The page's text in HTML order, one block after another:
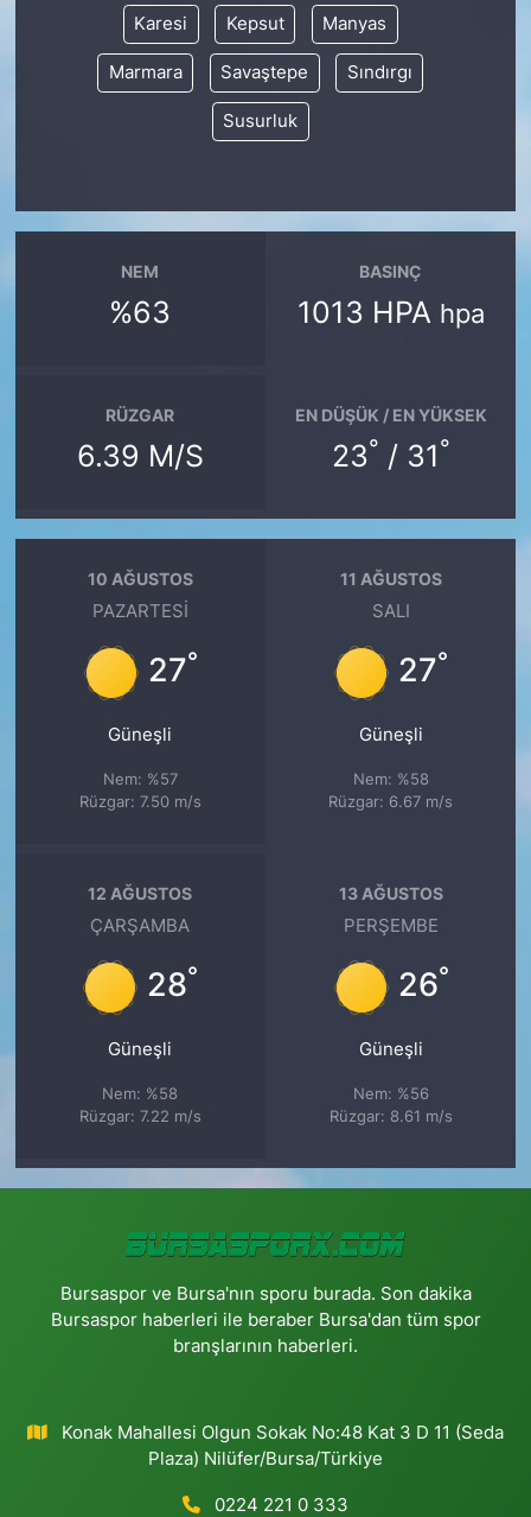
Karesi Kepsut Manyas
Marmara Savaştepe Sındırgı
Susurluk
NEM
%63
BASINÇ
1013 HPA hpa
RÜZGAR
6.39 M/S
EN DÜŞÜK / EN YÜKSEK
23° / 31°
10 AĞUSTOS
PAZARTESI
27°
Güneşli
Nem: %57
Rüzgar: 7.50 m/s
11 AĞUSTOS
SALI
27°
Güneşli
Nem: %58
Rüzgar: 6.67 m/s
12 AĞUSTOS
ÇARŞAMBA
28°
Güneşli
Nem: %58
Rüzgar: 7.22 m/s
13 AĞUSTOS
PERŞEMBE
26°
Güneşli
Nem: %56
Rüzgar: 8.61 m/s
Bursaspor ve Bursa'nın sporu burada. Son dakika
Bursaspor haberleri ile beraber Bursa'dan tüm spor
branşlarının haberleri.
Konak Mahallesi Olgun Sokak No:48 Kat 3 D 11 (Seda
Plaza) Nilüfer/Bursa/Türkiye
0224 221 0 333